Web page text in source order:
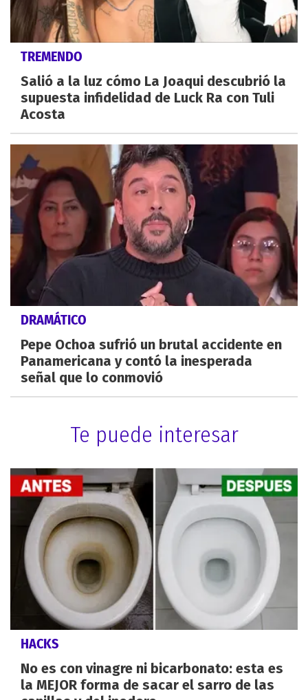
TREMENDO
Salió a la luz cómo La Joaqui descubrió la
supuesta infidelidad de Luck Ra con Tuli
Acosta
DRAMÁTICO
Pepe Ochoa sufrió un brutal accidente en
Panamericana y contó la inesperada
señal que lo conmovió
Te puede interesar
HACKS
No es con vinagre ni bicarbonato: esta es
la MEJOR forma de sacar el sarro de las